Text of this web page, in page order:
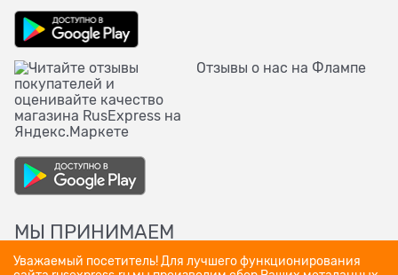
Отзывы о нас на Флампе
МЫ ПРИНИМАЕМ
Уважаемый посетитель! Для лучшего функционирования